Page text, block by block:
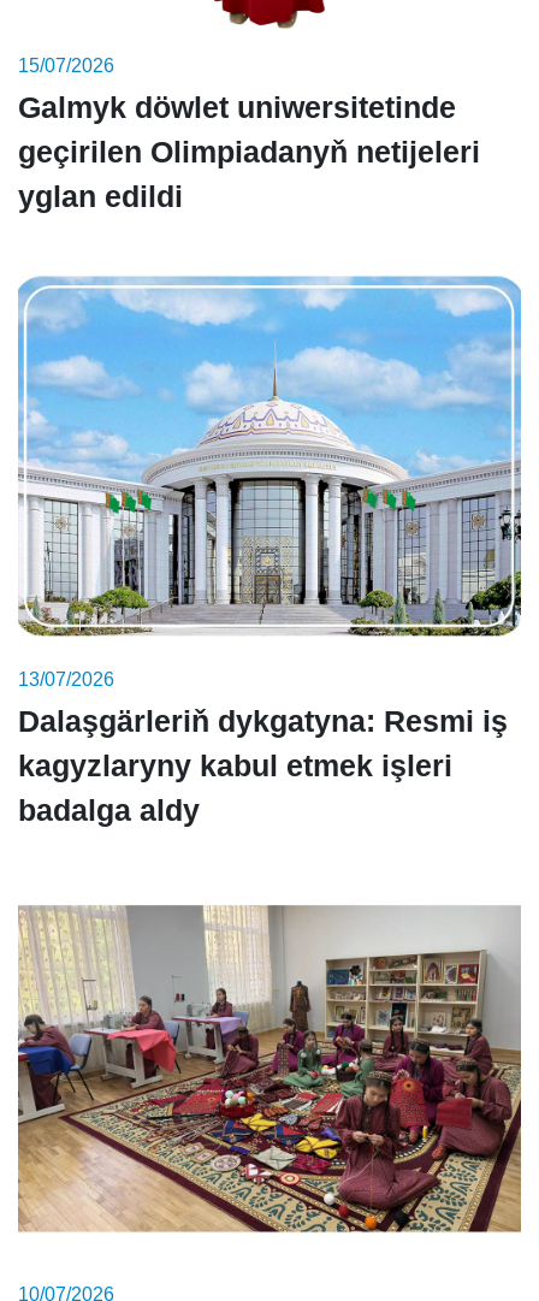
15/07/2026
Galmyk döwlet uniwersitetinde
geçirilen Olimpiadanyň netijeleri
yglan edildi
13/07/2026
Dalaşgärleriň dykgatyna: Resmi iş
kagyzlaryny kabul etmek işleri
badalga aldy
10/07/2026